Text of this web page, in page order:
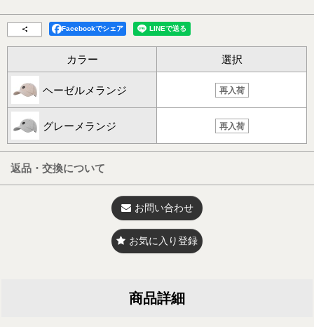
Facebookでシェア
カラー 選択
ヘーゼルメランジ 再入荷
グレーメランジ 再入荷
返品・交換について
お問い合わせ
お気に入り登録
商品詳細